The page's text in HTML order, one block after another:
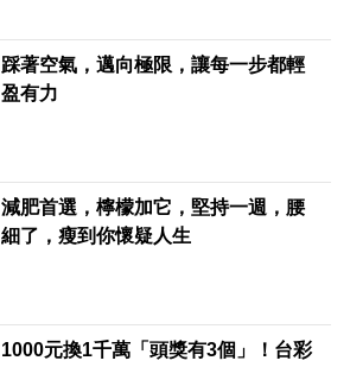
踩著空氣，邁向極限，讓每一步都輕
盈有力
減肥首選，檸檬加它，堅持一週，腰
細了，瘦到你懷疑人生
1000元換1千萬「頭獎有3個」！台彩